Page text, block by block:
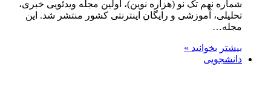
شماره نهم تک نو (هزاره نوین)، اولین مجله ویدئویی خبری،
تحلیلی، آموزشی و رایگان اینترنتی کشور منتشر شد. این
مجله…
بیشتر بخوانید »
دانشجویی